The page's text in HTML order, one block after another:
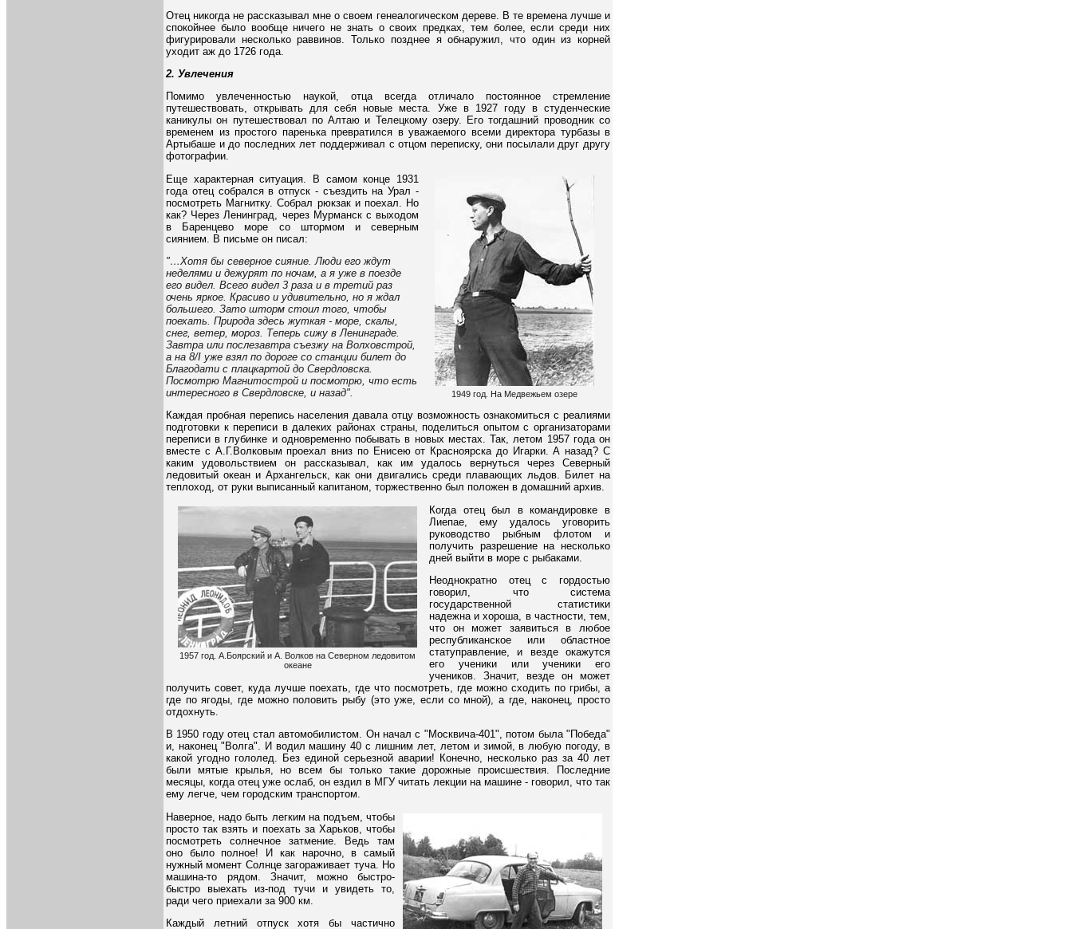
Отец никогда не рассказывал мне о своем генеалогическом дереве. В те времена лучше и
спокойнее было вообще ничего не знать о своих предках, тем более, если среди них
фигурировали несколько раввинов. Только позднее я обнаружил, что один из корней
уходит аж до 1726 года.
2. Увлечения
Помимо увлеченностью наукой, отца всегда отличало постоянное стремление
путешествовать, открывать для себя новые места. Уже в 1927 году в студенческие
каникулы он путешествовал по Алтаю и Телецкому озеру. Его тогдашний проводник со
временем из простого паренька превратился в уважаемого всеми директора турбазы в
Артыбаше и до последних лет поддерживал с отцом переписку, они посылали друг другу
фотографии.
1949 год. На Медвежьем озере
Еще характерная ситуация. В самом конце 1931
года отец собрался в отпуск - съездить на Урал -
посмотреть Магнитку. Собрал рюкзак и поехал. Но
как? Через Ленинград, через Мурманск с выходом
в Баренцево море со штормом и северным
сиянием. В письме он писал:
"…Хотя бы северное сияние. Люди его ждут
неделями и дежурят по ночам, а я уже в поезде
его видел. Всего видел 3 раза и в третий раз
очень яркое. Красиво и удивительно, но я ждал
большего. Зато шторм стоил того, чтобы
поехать. Природа здесь жуткая - море, скалы,
снег, ветер, мороз. Теперь сижу в Ленинграде.
Завтра или послезавтра съезжу на Волховстрой,
а на 8/I уже взял по дороге со станции билет до
Благодати с плацкартой до Свердловска.
Посмотрю Магнитострой и посмотрю, что есть
интересного в Свердловске, и назад".
Каждая пробная перепись населения давала отцу возможность ознакомиться с реалиями
подготовки к переписи в далеких районах страны, поделиться опытом с организаторами
переписи в глубинке и одновременно побывать в новых местах. Так, летом 1957 года он
вместе с А.Г.Волковым проехал вниз по Енисею от Красноярска до Игарки. А назад? С
каким удовольствием он рассказывал, как им удалось вернуться через Северный
ледовитый океан и Архангельск, как они двигались среди плавающих льдов. Билет на
теплоход, от руки выписанный капитаном, торжественно был положен в домашний архив.
1957 год. А.Боярский и А. Волков на Северном ледовитом
океане
Когда отец был в командировке в
Лиепае, ему удалось уговорить
руководство рыбным флотом и
получить разрешение на несколько
дней выйти в море с рыбаками.
Неоднократно отец с гордостью
говорил, что система
государственной статистики
надежна и хороша, в частности, тем,
что он может заявиться в любое
республиканское или областное
статуправление, и везде окажутся
его ученики или ученики его
учеников. Значит, везде он может
получить совет, куда лучше поехать, где что посмотреть, где можно сходить по грибы, а
где по ягоды, где можно половить рыбу (это уже, если со мной), а где, наконец, просто
отдохнуть.
В 1950 году отец стал автомобилистом. Он начал с "Москвича-401", потом была "Победа"
и, наконец "Волга". И водил машину 40 с лишним лет, летом и зимой, в любую погоду, в
какой угодно гололед. Без единой серьезной аварии! Конечно, несколько раз за 40 лет
были мятые крылья, но всем бы только такие дорожные происшествия. Последние
месяцы, когда отец уже ослаб, он ездил в МГУ читать лекции на машине - говорил, что так
ему легче, чем городским транспортом.
Наверное, надо быть легким на подъем, чтобы
просто так взять и поехать за Харьков, чтобы
посмотреть солнечное затмение. Ведь там
оно было полное! И как нарочно, в самый
нужный момент Солнце загораживает туча. Но
машина-то рядом. Значит, можно быстро-
быстро выехать из-под тучи и увидеть то,
ради чего приехали за 900 км.
Каждый летний отпуск хотя бы частично